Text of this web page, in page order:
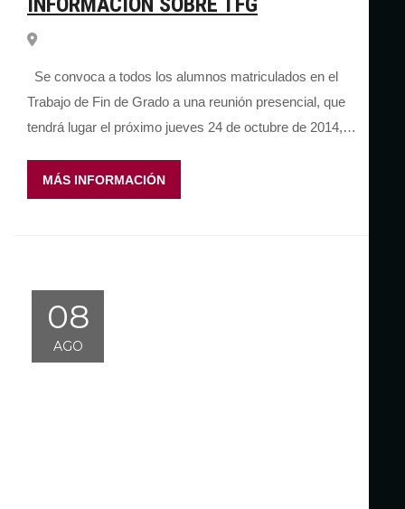
Se convoca a todos los alumnos matriculados en el
Trabajo de Fin de Grado a una reunión presencial, que
tendrá lugar el próximo jueves 24 de octubre de 2014,…
MÁS INFORMACIÓN
08
AGO